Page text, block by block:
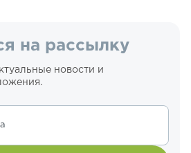
на рассылку
новости и